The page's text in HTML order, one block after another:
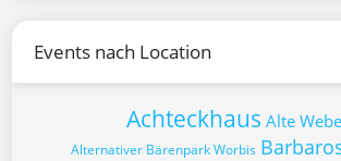
Events nach Location
Achteckhaus Alte
Alternativer Bärenpark Worbis